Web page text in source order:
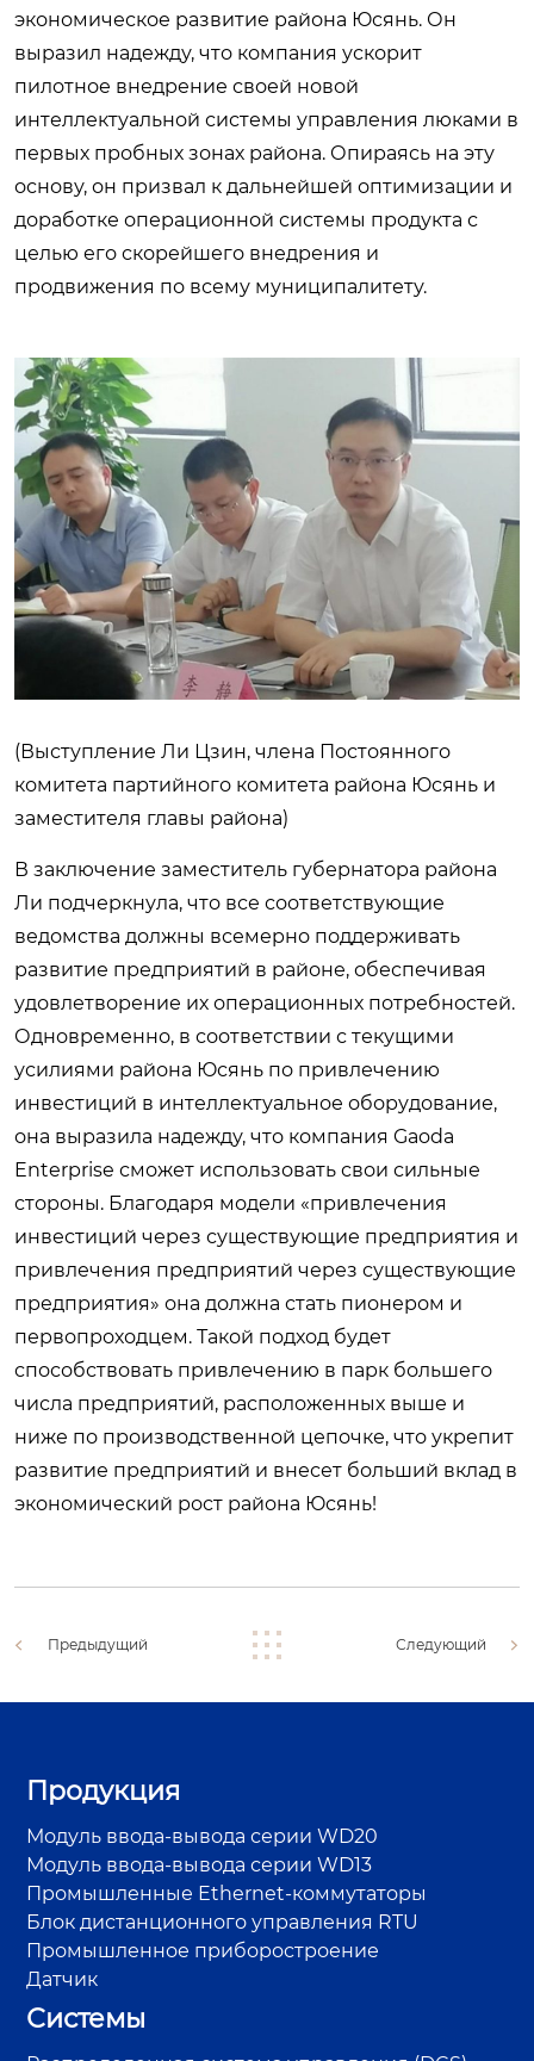
экономическое развитие района Юсянь. Он
выразил надежду, что компания ускорит
пилотное внедрение своей новой
интеллектуальной системы управления люками в
первых пробных зонах района. Опираясь на эту
основу, он призвал к дальнейшей оптимизации и
доработке операционной системы продукта с
целью его скорейшего внедрения и
продвижения по всему муниципалитету.
(Выступление Ли Цзин, члена Постоянного
комитета партийного комитета района Юсянь и
заместителя главы района)
В заключение заместитель губернатора района
Ли подчеркнула, что все соответствующие
ведомства должны всемерно поддерживать
развитие предприятий в районе, обеспечивая
удовлетворение их операционных потребностей.
Одновременно, в соответствии с текущими
усилиями района Юсянь по привлечению
инвестиций в интеллектуальное оборудование,
она выразила надежду, что компания Gaoda
Enterprise сможет использовать свои сильные
стороны. Благодаря модели «привлечения
инвестиций через существующие предприятия и
привлечения предприятий через существующие
предприятия» она должна стать пионером и
первопроходцем. Такой подход будет
способствовать привлечению в парк большего
числа предприятий, расположенных выше и
ниже по производственной цепочке, что укрепит
развитие предприятий и внесет больший вклад в
экономический рост района Юсянь!
Предыдущий Следующий
Продукция
Модуль ввода-вывода серии WD20
Модуль ввода-вывода серии WD13
Промышленные Ethernet-коммутаторы
Блок дистанционного управления RTU
Промышленное приборостроение
Датчик
Системы